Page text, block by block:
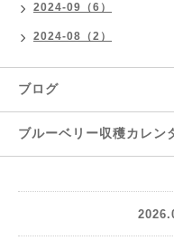
2024-09（6）
2024-08（2）
ブログ
ブルーベリー収穫カレン